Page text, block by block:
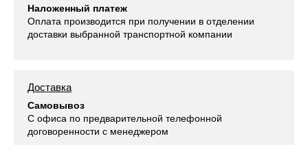
Наложенный платеж
Оплата производится при получении в отделении
доставки выбранной транспортной компании
Доставка
Самовывоз
С офиса по предварительной телефонной
договоренности с менеджером